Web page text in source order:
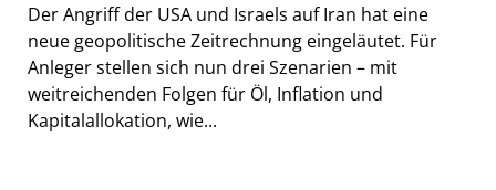
Der Angriff der USA und Israels auf Iran hat eine
neue geopolitische Zeitrechnung eingeläutet. Für
Anleger stellen sich nun drei Szenarien – mit
weitreichenden Folgen für Öl, Inflation und
Kapitalallokation, wie...